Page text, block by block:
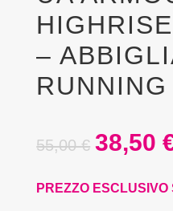
–
55,00€ 38,50
PREZZO ESCLUSIVO